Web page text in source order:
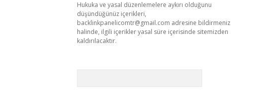
Hukuka ve yasal düzenlemelere aykırı olduğunu
düşündüğünüz içerikleri,
backlinkpanelicomtr@gmail.com adresine bildirmeniz
halinde, ilgili içerikler yasal süre içerisinde sitemizden
kaldırılacaktır.